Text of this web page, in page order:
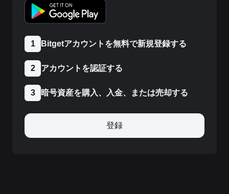
1 Bitgetアカウントを無料で新規登録する
2 アカウントを認証する
3 暗号資産を購入、入金、または売却する
登録